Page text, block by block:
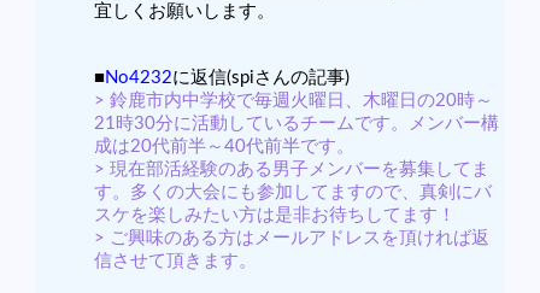
宜しくお願いします。
■No4232に返信(spiさんの記事)
> 鈴鹿市内中学校で毎週火曜日、木曜日の20時～
21時30分に活動しているチームです。メンバー構
成は20代前半～40代前半です。
> 現在部活経験のある男子メンバーを募集してま
す。多くの大会にも参加してますので、真剣にバ
スケを楽しみたい方は是非お待ちしてます！
> ご興味のある方はメールアドレスを頂ければ返
信させて頂きます。